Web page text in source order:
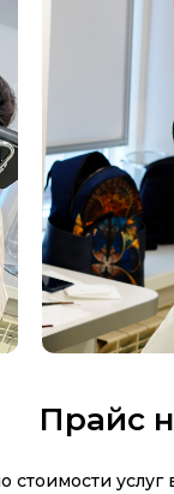
Прайс
стоимости